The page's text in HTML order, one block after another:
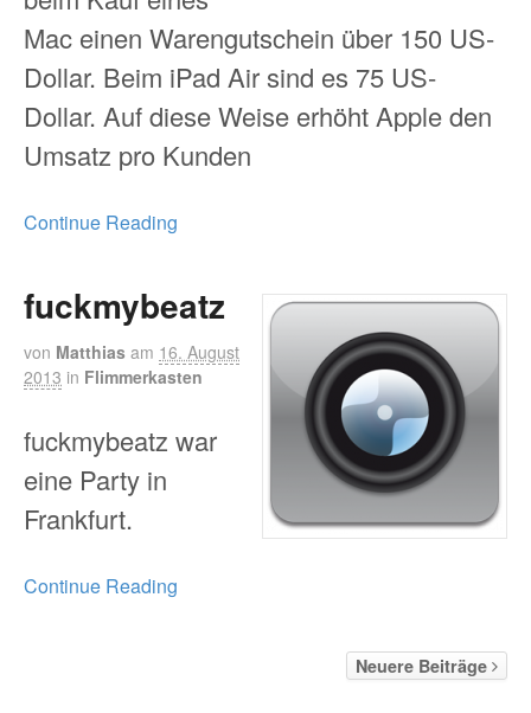
Mac einen Warengutschein über 150 US-
Dollar. Beim iPad Air sind es 75 US-
Dollar. Auf diese Weise erhöht Apple den
Umsatz pro Kunden
Continue Reading
fuckmybeatz
von Matthias am 16. August
2013 in Flimmerkasten
fuckmybeatz war
eine Party in
Frankfurt.
Continue Reading
Neuere Beiträge